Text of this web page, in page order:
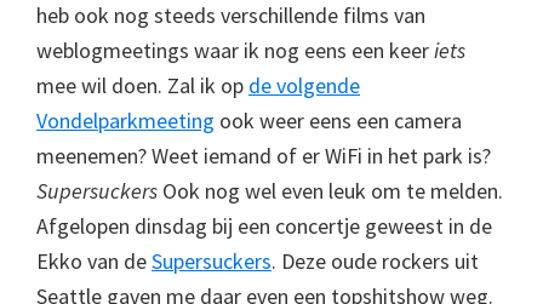
heb ook nog steeds verschillende films van
weblogmeetings waar ik nog eens een keeriets
mee wil doen. Zal ik op de volgende
Vondelparkmeeting ook weer eens een camera
meenemen? Weet iemand of er WiFi in het park is?
Supersuckers Ook nog wel even leuk om te melden.
Afgelopen dinsdag bij een concertje geweest in de
Ekko van deSupersuckers. Deze oude rockers uit
Seattle gaven me daar even een topshitshow weg.